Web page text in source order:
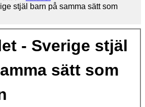
stjäl barn på samma sätt som
- Sverige stjäl
sätt som